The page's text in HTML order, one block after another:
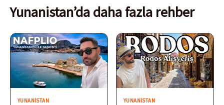
Yunanistan’da daha fazla rehber
YUNANISTAN YUNANISTAN